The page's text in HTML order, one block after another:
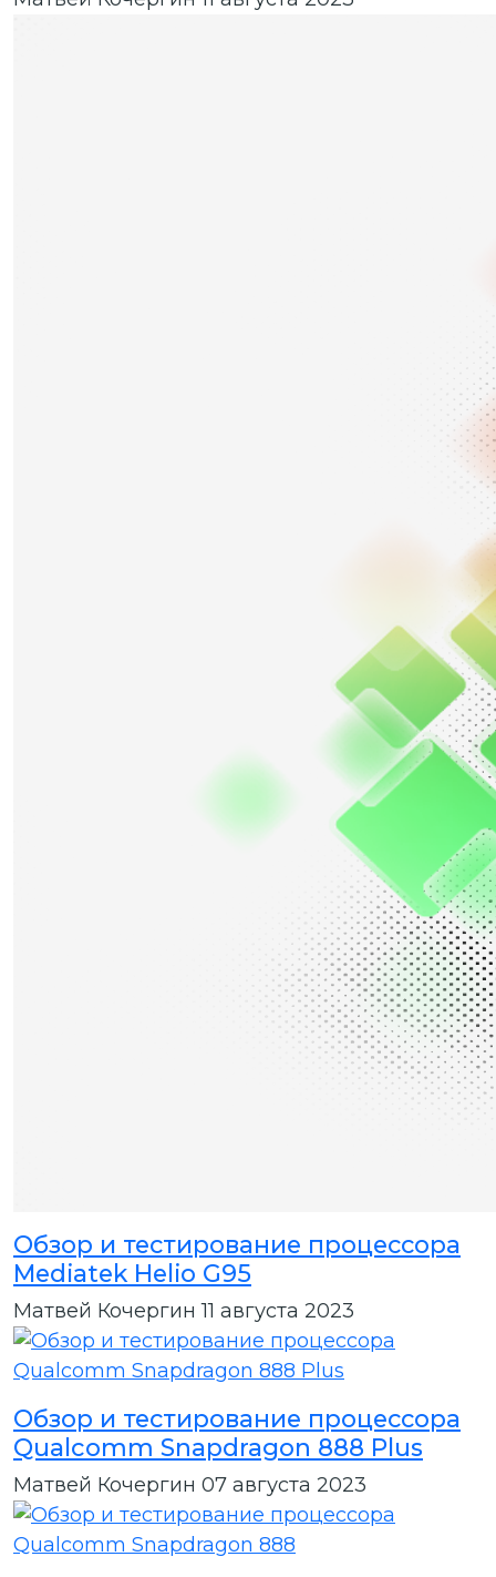
Обзор и тестирование процессора
Mediatek Helio G95
Матвей Кочергин 11 августа 2023
Обзор и тестирование процессора
Qualcomm Snapdragon 888 Plus
Матвей Кочергин 07 августа 2023